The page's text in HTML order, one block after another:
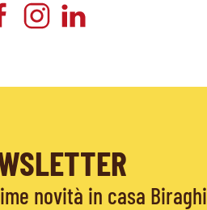
novità in casa Biraghi